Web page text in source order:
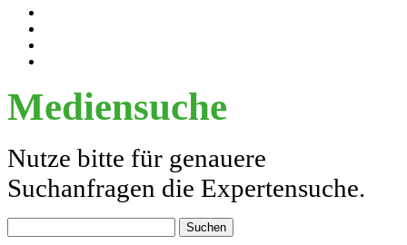
Mediensuche
Nutze bitte für genauere
Suchanfragen die Expertensuche.